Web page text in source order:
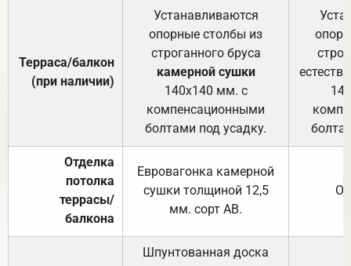
Терраса/балкон
(при наличии)
Устанавливаются
опорные столбы из
строганного бруса
камерной сушки
140х140 мм. с
компенсационными
болтами под усадку.
Отделка
потолка
террасы/
балкона
Евровагонка камерной
сушки толщиной 12,5
мм. сорт АВ.
Шпунтованная доска